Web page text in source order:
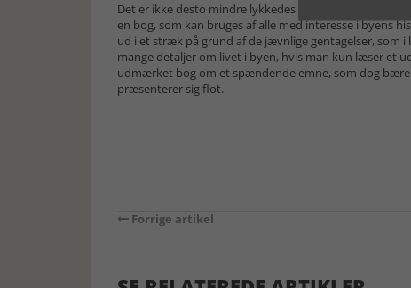
Det er ikke desto mindre lykkedes at samle en masse
en bog, som kan bruges af alle med interesse i byens
ud i et stræk på grund af de jævnlige gentagelser, som
mange detaljer om livet i byen, hvis man kun læser et
udmærket bog om et spændende emne, som dog
præsenterer sig flot.
Forrige artikel